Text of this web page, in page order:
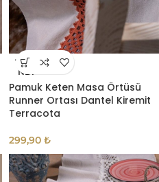
TÜKE
NDI
Pamuk Keten Masa Örtüsü
Runner Ortası Dantel Kiremit
Terracota
299,90 ₺